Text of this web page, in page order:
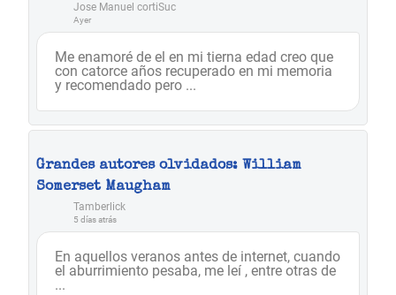
Jose Manuel cortiSuc
Ayer
Me enamoré de el en mi tierna edad creo que
con catorce años recuperado en mi memoria
y recomendado pero ...
Grandes autores olvidados: William
Somerset Maugham
Tamberlick
5 días atrás
En aquellos veranos antes de internet, cuando
el aburrimiento pesaba, me leí , entre otras de
...